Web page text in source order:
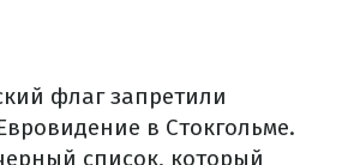
флаг запретили
в Стокгольме.
список, который